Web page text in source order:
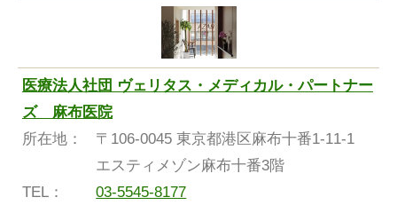
医療法人社団 ヴェリタス・メディカル・パートナー
ズ 麻布医院
所在地：
〒106-0045 東京都港区麻布十番1-11-1
エスティメゾン麻布十番3階
TEL：
03-5545-8177